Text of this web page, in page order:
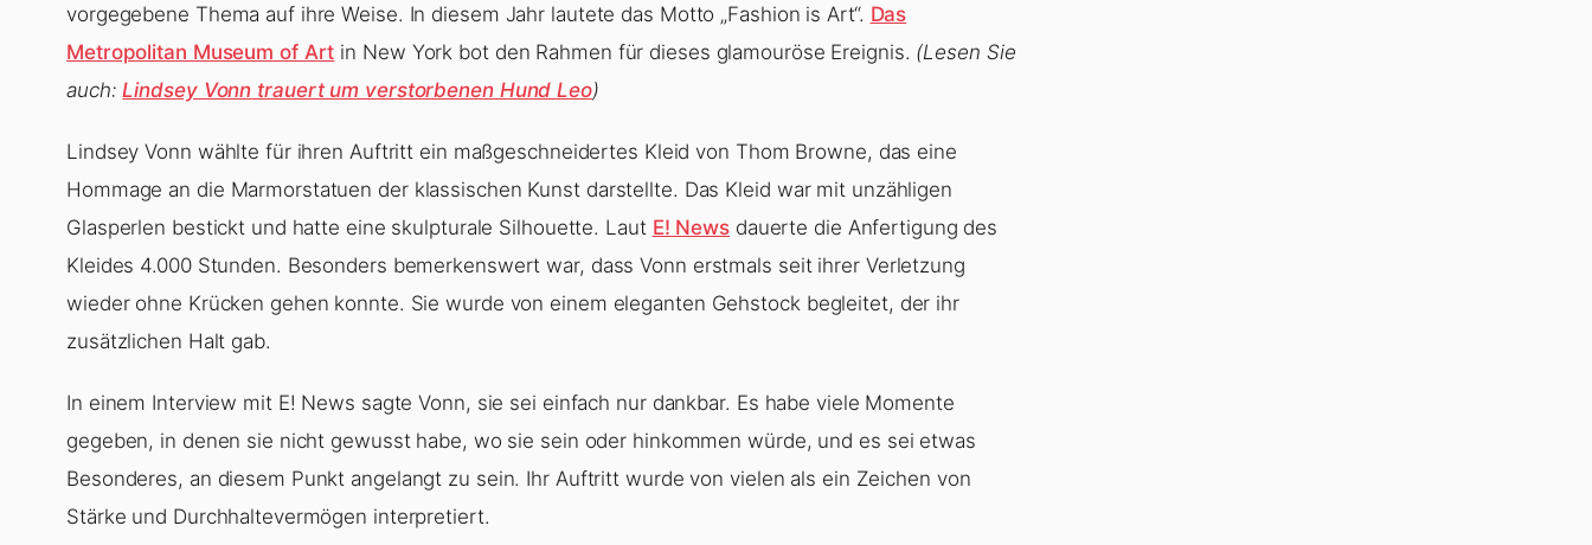
vorgegebene Thema auf ihre Weise. In diesem Jahr lautete das Motto „Fashion is Art“. Das
Metropolitan Museum of Art in New York bot den Rahmen für dieses glamouröse Ereignis. (Lesen Sie
auch:Lindsey Vonn trauert um verstorbenen Hund Leo)
Lindsey Vonn wählte für ihren Auftritt ein maßgeschneidertes Kleid von Thom Browne, das eine
Hommage an die Marmorstatuen der klassischen Kunst darstellte. Das Kleid war mit unzähligen
Glasperlen bestickt und hatte eine skulpturale Silhouette. Laut E! Newsdauerte die Anfertigung des
Kleides 4.000 Stunden. Besonders bemerkenswert war, dass Vonn erstmals seit ihrer Verletzung
wieder ohne Krücken gehen konnte. Sie wurde von einem eleganten Gehstock begleitet, der ihr
zusätzlichen Halt gab.
In einem Interview mit E! News sagte Vonn, sie sei einfach nur dankbar. Es habe viele Momente
gegeben, in denen sie nicht gewusst habe, wo sie sein oder hinkommen würde, und es sei etwas
Besonderes, an diesem Punkt angelangt zu sein. Ihr Auftritt wurde von vielen als ein Zeichen von
Stärke und Durchhaltevermögen interpretiert.